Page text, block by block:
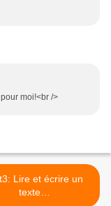
moi!<br />
Lire et écrire un
texte